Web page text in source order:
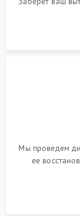
Мы проведем
ее